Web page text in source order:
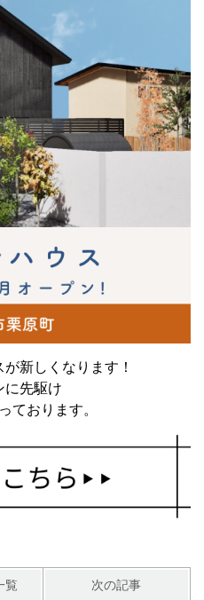
新しくなります！
に先駆け
ております。
覧 次の記事